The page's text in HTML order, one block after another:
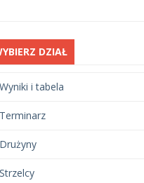
DZIAŁ
Wyniki i tabela
Terminarz
Drużyny
Strzelcy